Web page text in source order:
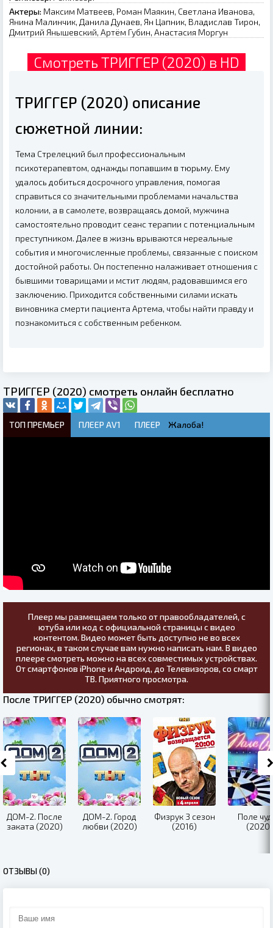
Актеры: Максим Матвеев, Роман Маякин, Светлана Иванова,
Янина Малинчик, Данила Дунаев, Ян Цапник, Владислав Тирон,
Дмитрий Янышевский, Артём Губин, Анастасия Моргун
Смотреть ТРИГГЕР (2020) в HD
ТРИГГЕР (2020) описание
сюжетной линии:
Тема Стрелецкий был профессиональным
психотерапевтом, однажды попавшим в тюрьму. Ему
удалось добиться досрочного управления, помогая
справиться со значительными проблемами начальства
колонии, а в самолете, возвращаясь домой, мужчина
самостоятельно проводит сеанс терапии с потенциальным
преступником. Далее в жизнь врываются нереальные
события и многочисленные проблемы, связанные с поиском
достойной работы. Он постепенно налаживает отношения с
бывшими товарищами и мстит людям, радовавшимся его
заключению. Приходится собственными силами искать
виновника смерти пациента Артема, чтобы найти правду и
познакомиться с собственным ребенком.
ТРИГГЕР (2020) смотреть онлайн бесплатно
ТОП ПРЕМЬЕР ПЛЕЕР AV1 ПЛЕЕР Жалоба!
Плеер мы размещаем только от правообладателей, с
ютуба или код с официальной страницы с видео
контентом. Видео может быть доступно не во всех
регионах, в таком случае вам нужно написать нам. В видео
плеере смотреть можно на всех совместимых устройствах.
От смартфонов iPhone и Андроид, до Телевизоров, со смарт
ТВ. Приятного просмотра.
После ТРИГГЕР (2020) обычно смотрят:
ДОМ-2. После
заката (2020)
ДОМ-2. Город
любви (2020)
Физрук 3 сезон
(2016)
Поле
(2020)
ОТЗЫВЫ (0)